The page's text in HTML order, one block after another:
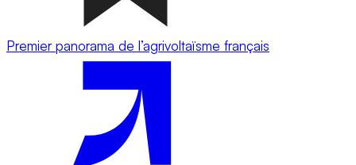
Premier panorama de l’agrivoltaïsme français